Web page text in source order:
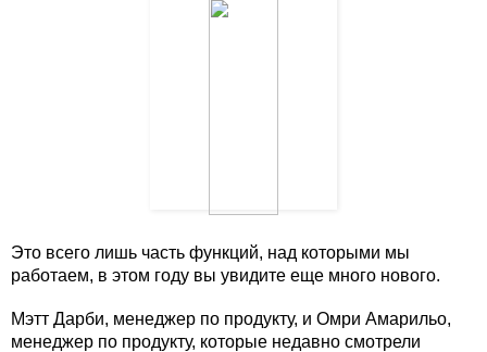
Это всего лишь часть функций, над которыми мы
работаем, в этом году вы увидите еще много нового.
Мэтт Дарби, менеджер по продукту, и Омри Амарильо,
менеджер по продукту, которые недавно смотрели